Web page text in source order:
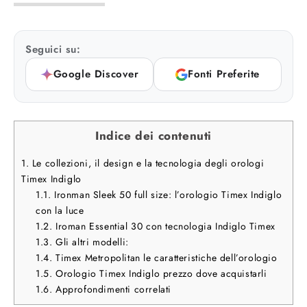
Seguici su:
Google Discover
Fonti Preferite
Indice dei contenuti
1. Le collezioni, il design e la tecnologia degli orologi
Timex Indiglo
1.1. Ironman Sleek 50 full size: l’orologio Timex Indiglo
con la luce
1.2. Iroman Essential 30 con tecnologia Indiglo Timex
1.3. Gli altri modelli:
1.4. Timex Metropolitan le caratteristiche dell’orologio
1.5. Orologio Timex Indiglo prezzo dove acquistarli
1.6. Approfondimenti correlati